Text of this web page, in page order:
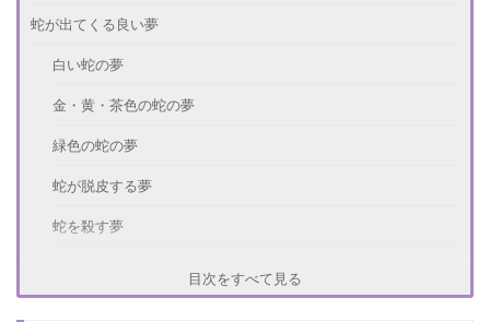
蛇が出てくる良い夢
白い蛇の夢
金・黄・茶色の蛇の夢
緑色の蛇の夢
蛇が脱皮する夢
蛇を殺す夢
目次をすべて見る